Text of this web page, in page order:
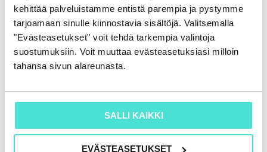
kehittää palveluistamme entistä parempia ja pystymme
tarjoamaan sinulle kiinnostavia sisältöjä. Valitsemalla
"Evästeasetukset" voit tehdä tarkempia valintoja
suostumuksiin. Voit muuttaa evästeasetuksiasi milloin
tahansa sivun alareunasta.
SALLI KAIKKI
EVÄSTEASETUKSET
Uudet verkkosivut – tervetuloa!